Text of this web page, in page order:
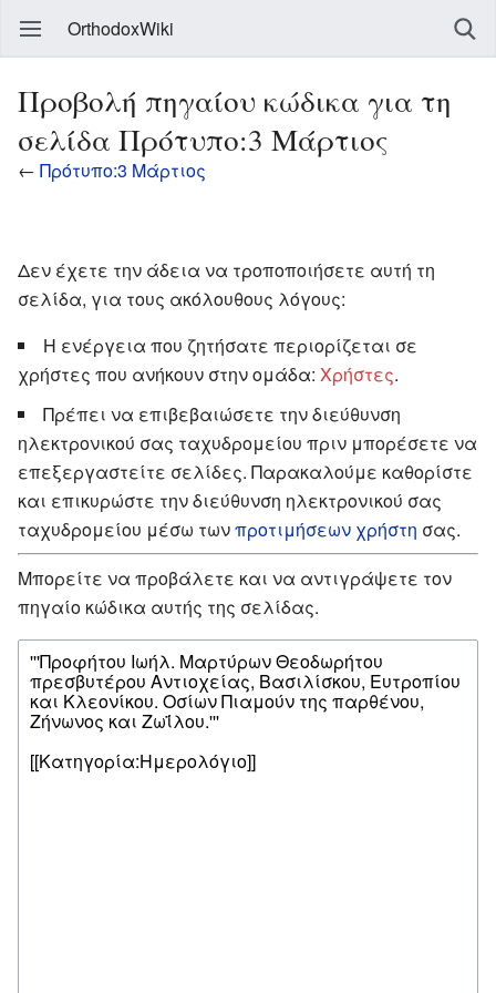
OrthodoxWiki
Προβολή πηγαίου κώδικα για τη
σελίδα Πρότυπο:3 Μάρτιος
← Πρότυπο:3 Μάρτιος
Δεν έχετε την άδεια να τροποποιήσετε αυτή τη
σελίδα, για τους ακόλουθους λόγους:
Η ενέργεια που ζητήσατε περιορίζεται σε
χρήστες που ανήκουν στην ομάδα: Χρήστες.
Πρέπει να επιβεβαιώσετε την διεύθυνση
ηλεκτρονικού σας ταχυδρομείου πριν μπορέσετε να
επεξεργαστείτε σελίδες. Παρακαλούμε καθορίστε
και επικυρώστε την διεύθυνση ηλεκτρονικού σας
ταχυδρομείου μέσω τωνπροτιμήσεων χρήστη σας.
Μπορείτε να προβάλετε και να αντιγράψετε τον
πηγαίο κώδικα αυτής της σελίδας.